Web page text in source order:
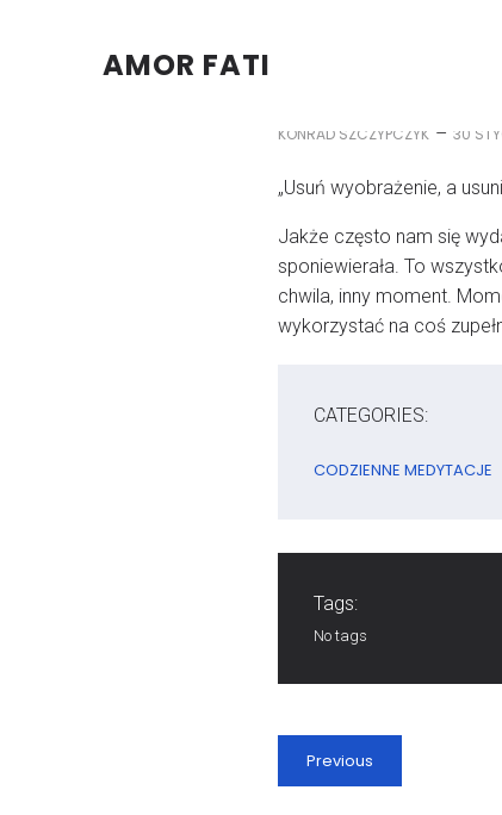
AMOR FATI
KONRAD SZCZYPCZYK – 30
„Usuń wyobrażenie, a
Jakże często nam się
sponiewierała. To
chwila, inny moment.
wykorzystać na coś
CATEGORIES:
CODZIENNE MEDYTACJE
Tags:
No tags
Previous